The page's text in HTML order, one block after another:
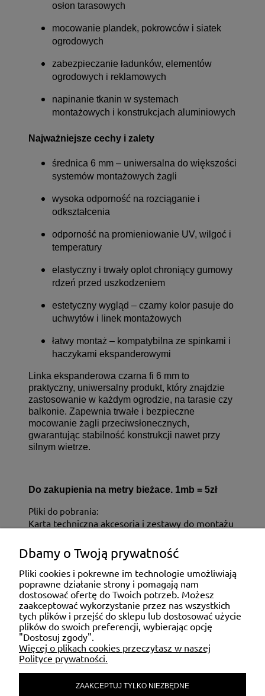
osłon tarasowych
mocowanie plandek, pokrowców i siatek
ogrodowych
zabezpieczanie ładunków, elementów
ogrodowych i reklamowych
napinanie tkanin w systemach
montażowych i konstrukcjach aluminiowych
Najważniejsze cechy i zalety
średnica 6 mm – uniwersalna do większości
systemów montażowych żagli
wysoka odporność na rozciąganie i
odkształcenia
odporność na promieniowanie UV, wilgoć i
temperatury
elastyczny i trwały oplot chroniący gumowy
rdzeń przed uszkodzeniem
estetyczny wygląd – czarny kolor pasuje do
uchwytów i linek montażowych
łatwy montaż – kompatybilna ze spinkami i
haczykami ekspanderowymi
Linka ekspanderowa czarna fi 6 mm to
praktyczny, uniwersalny produkt, który znajdzie
zastosowanie w każdym ogrodzie, na tarasie czy
balkonie. Zapewnia trwałe i bezpieczne
mocowanie żagli przeciwsłonecznych,
gwarantując stabilność konstrukcji nawet przy
silnym wietrze.
Do zakupienia na metry bieżace. 1mb = 5zł
Pliki do pobrania:
Karta techniczna akcesoria i zestawy do montażu
ZAKUPY
MOJE KONTO
POMOC
MATERIAŁY INFORMACYJNE
Dbamy o Twoją prywatność
Pliki cookies i pokrewne im technologie umożliwiają
poprawne działanie strony i pomagają nam
dostosować ofertę do Twoich potrzeb. Możesz
zaakceptować wykorzystanie przez nas wszystkich
tych plików i przejść do sklepu lub dostosować użycie
plików do swoich preferencji, wybierając opcję
"Dostosuj zgody".
Więcej o plikach cookies przeczytasz w naszej
Polityce prywatności.
ZAAKCEPTUJ TYLKO NIEZBĘDNE